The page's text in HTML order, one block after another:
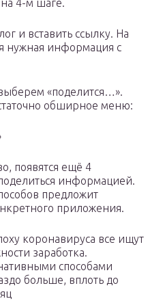
на 4-м шаге.
и вставить ссылку. На
нужная информация с
«поделится…».
обширное меню:
появятся ещё 4
информацией.
предложит
приложения.
коронавируса все ищут
заработка.
способами
больше, вплоть до